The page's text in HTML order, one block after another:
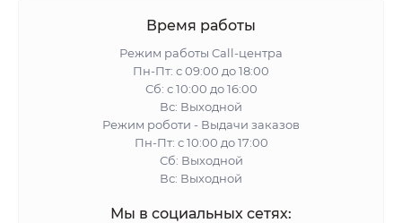
Время работы
Режим работы Call-центра
Пн-Пт: с 09:00 до 18:00
Сб: с 10:00 до 16:00
Вс: Выходной
Режим роботи - Выдачи заказов
Пн-Пт: с 10:00 до 17:00
Сб: Выходной
Вс: Выходной
Мы в социальных сетях: